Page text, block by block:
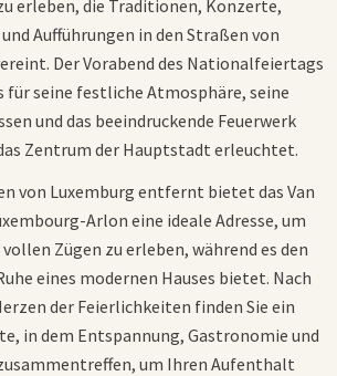
erleben, die Traditionen, Konzerte,
Aufführungen in den Straßen von
Der Vorabend des Nationalfeiertags
für seine festliche Atmosphäre, seine
und das beeindruckende Feuerwerk
Zentrum der Hauptstadt erleuchtet.
von Luxemburg entfernt bietet das Van
Arlon eine ideale Adresse, um
Zügen zu erleben, während es den
eines modernen Hauses bietet. Nach
der Feierlichkeiten finden Sie ein
in dem Entspannung, Gastronomie und
um Ihren Aufenthalt